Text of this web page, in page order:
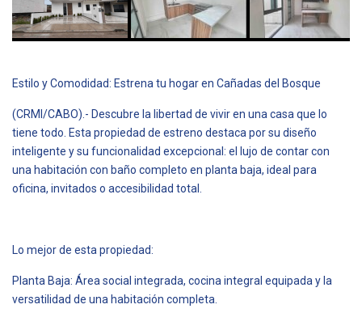
Estilo y Comodidad: Estrena tu hogar en Cañadas del Bosque
(CRMI/CABO).- Descubre la libertad de vivir en una casa que lo
tiene todo. Esta propiedad de estreno destaca por su diseño
inteligente y su funcionalidad excepcional: el lujo de contar con
una habitación con baño completo en planta baja, ideal para
oficina, invitados o accesibilidad total.
Lo mejor de esta propiedad:
Planta Baja: Área social integrada, cocina integral equipada y la
versatilidad de una habitación completa.